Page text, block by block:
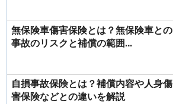
無保険車傷害保険とは？無保険車との
事故のリスクと補償の範囲...
自損事故保険とは？補償内容や人身傷
害保険などとの違いを解説